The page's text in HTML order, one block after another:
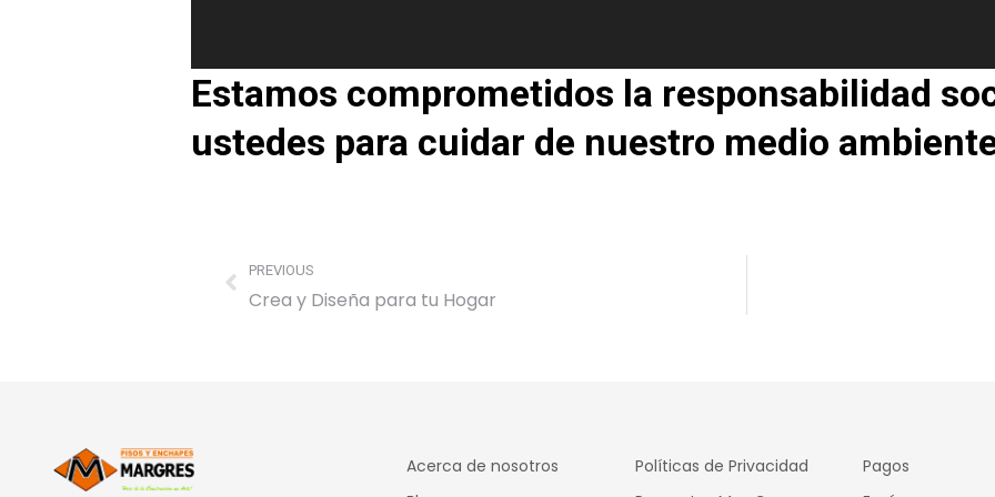
Estamos comprometidos la responsabilidad
ustedes para cuidar de nuestro medio
PREVIOUS
Crea y Diseña para tu Hogar
Acerca de nosotros
Políticas de Privacidad
Pagos